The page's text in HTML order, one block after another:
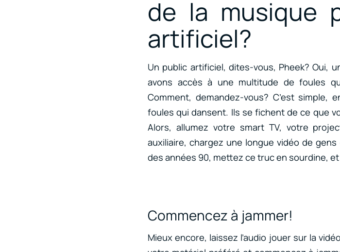
de la musique
artificiel?
Un public artificiel, dites-vous, Pheek? Oui,
avons accès à une multitude de foules
Comment, demandez-vous? C’est simple,
foules qui dansent. Ils se fichent de ce que
Alors, allumez votre smart TV, votre
auxiliaire, chargez une longue vidéo de
des années 90, mettez ce truc en sourdine,
Commencez à jammer!
Mieux encore, laissez l’audio jouer sur la